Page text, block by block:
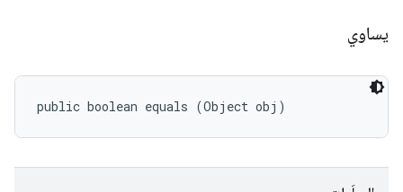
يساوي
public boolean equals (Object obj)